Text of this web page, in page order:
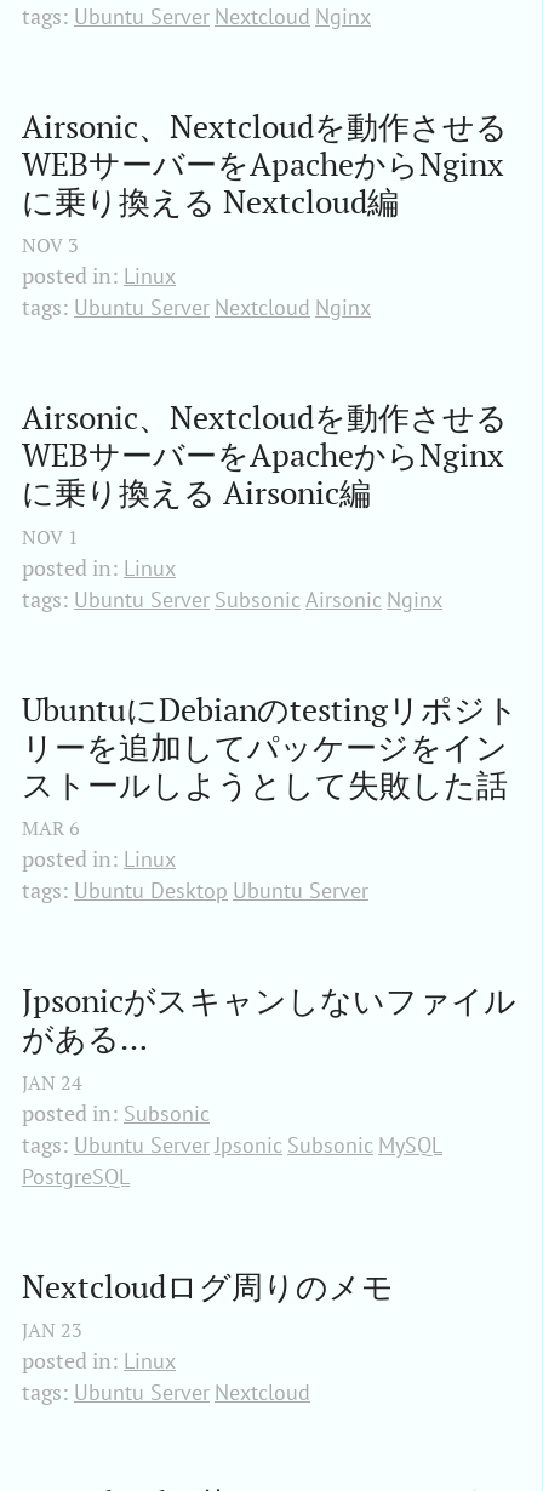
tags: Ubuntu Server Nextcloud Nginx
Airsonic、Nextcloudを動作させる
WEBサーバーをApacheからNginx
に乗り換える Nextcloud編
NOV 3
posted in: Linux
tags: Ubuntu Server Nextcloud Nginx
Airsonic、Nextcloudを動作させる
WEBサーバーをApacheからNginx
に乗り換える Airsonic編
NOV 1
posted in: Linux
tags: Ubuntu Server SubsonicAirsonic Nginx
UbuntuにDebianのtestingリポジト
リーを追加してパッケージをイン
ストールしようとして失敗した話
MAR 6
posted in: Linux
tags: Ubuntu Desktop Ubuntu Server
Jpsonicがスキャンしないファイル
がある…
JAN 24
posted in: Subsonic
tags: Ubuntu ServerJpsonic Subsonic MySQL
PostgreSQL
Nextcloudログ周りのメモ
JAN 23
posted in: Linux
tags: Ubuntu Server Nextcloud